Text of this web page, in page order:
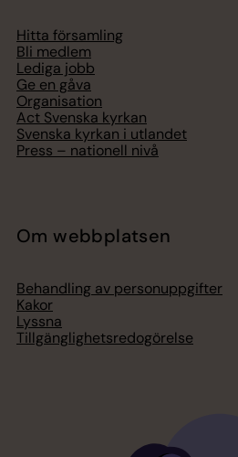
Hitta församling
Bli medlem
Lediga jobb
Ge en gåva
Organisation
Act Svenska kyrkan
Svenska kyrkan i utlandet
Press – nationell nivå
Om webbplatsen
Behandling av personuppgifter
Kakor
Lyssna
Tillgänglighetsredogörelse